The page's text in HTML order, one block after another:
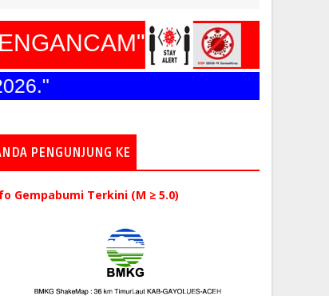
PENGUNJUNG KE
Gempabumi Terkini (M ≥ 5.0)